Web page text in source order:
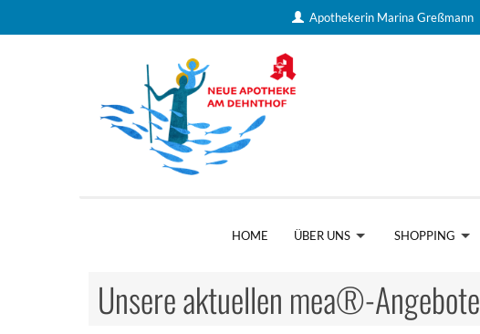
Apothekerin Marina Greßmann
HOME ÜBER UNS SHOPPING
Unsere aktuellen mea®-Angebote